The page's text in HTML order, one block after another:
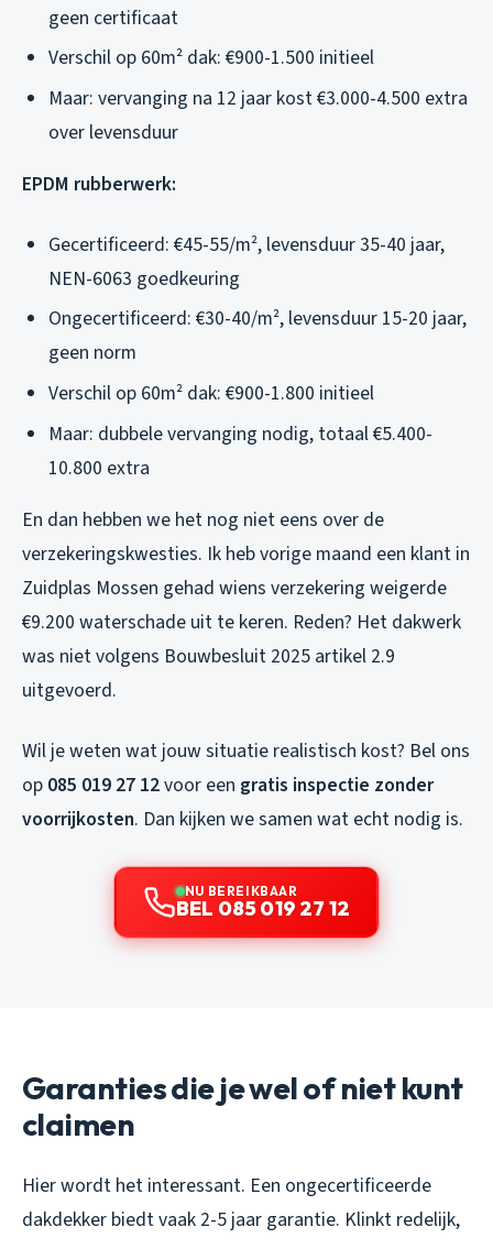
geen certificaat
Verschil op 60m² dak: €900-1.500 initieel
Maar: vervanging na 12 jaar kost €3.000-4.500 extra
over levensduur
EPDM rubberwerk:
Gecertificeerd: €45-55/m², levensduur 35-40 jaar,
NEN-6063 goedkeuring
Ongecertificeerd: €30-40/m², levensduur 15-20 jaar,
geen norm
Verschil op 60m² dak: €900-1.800 initieel
Maar: dubbele vervanging nodig, totaal €5.400-
10.800 extra
En dan hebben we het nog niet eens over de
verzekeringskwesties. Ik heb vorige maand een klant in
Zuidplas Mossen gehad wiens verzekering weigerde
€9.200 waterschade uit te keren. Reden? Het dakwerk
was niet volgens Bouwbesluit 2025 artikel 2.9
uitgevoerd.
Wil je weten wat jouw situatie realistisch kost? Bel ons
op 085 019 27 12voor een gratis inspectie zonder
voorrijkosten. Dan kijken we samen wat echt nodig is.
NU BEREIKBAAR
BEL 085 019 27 12
Garanties die je wel of niet kunt
claimen
Hier wordt het interessant. Een ongecertificeerde
dakdekker biedt vaak 2-5 jaar garantie. Klinkt redelijk,